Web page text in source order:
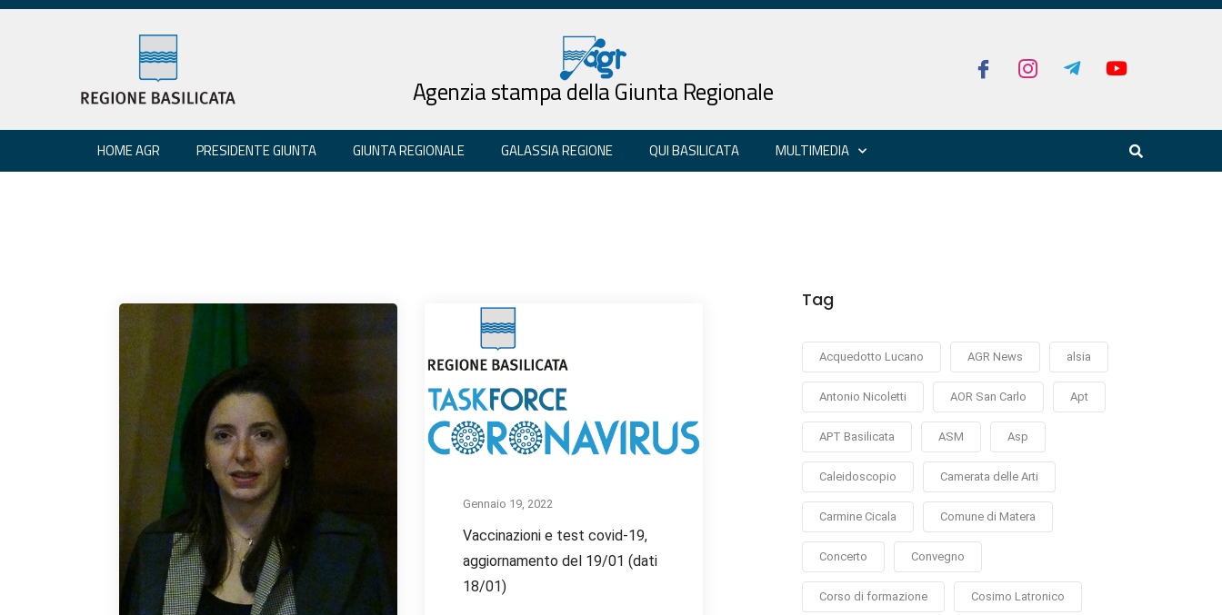
Agenzia stampa della Giunta Regionale
HOME AGR PRESIDENTE GIUNTA GIUNTA REGIONALE GALASSIA REGIONE QUI BASILICATA MULTIMEDIA
Gennaio 19, 2022
Vaccinazioni e test covid-19,
aggiornamento del 19/01 (dati
18/01)
Tag
Acquedotto Lucano AGR News alsia
Antonio Nicoletti AOR San Carlo Apt
APT Basilicata ASM Asp
Caleidoscopio Camerata delle Arti
Carmine Cicala Comune di Matera
Concerto Convegno
Corso di formazione Cosimo Latronico